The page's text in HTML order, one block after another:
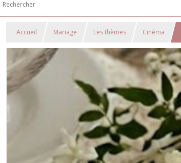
Accueil Mariage Les thèmes Cinéma